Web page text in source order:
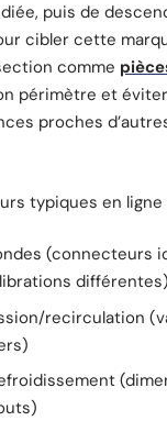
puis de
cibler cette
comme
périmètre et
proches
typiques en
(connecteurs
différentes)
recirculation